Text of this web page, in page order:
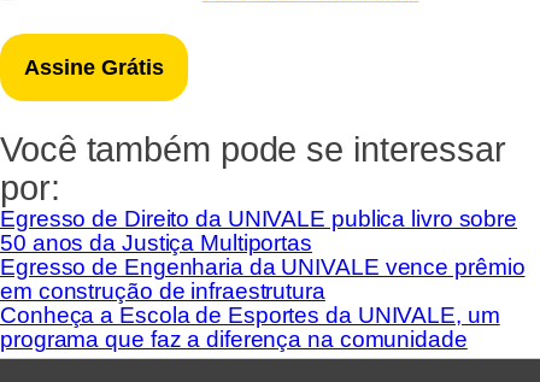
Você também pode se interessar
por:
Egresso de Direito da UNIVALE publica livro sobre
50 anos da Justiça Multiportas
Egresso de Engenharia da UNIVALE vence prêmio
em construção de infraestrutura
Conheça a Escola de Esportes da UNIVALE, um
programa que faz a diferença na comunidade